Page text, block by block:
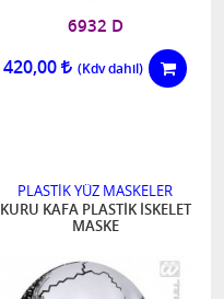
6932 D
420,00
PLASTİK YÜZ MASKELER
KURU KAFA PLASTİK İSKELET
MASKE